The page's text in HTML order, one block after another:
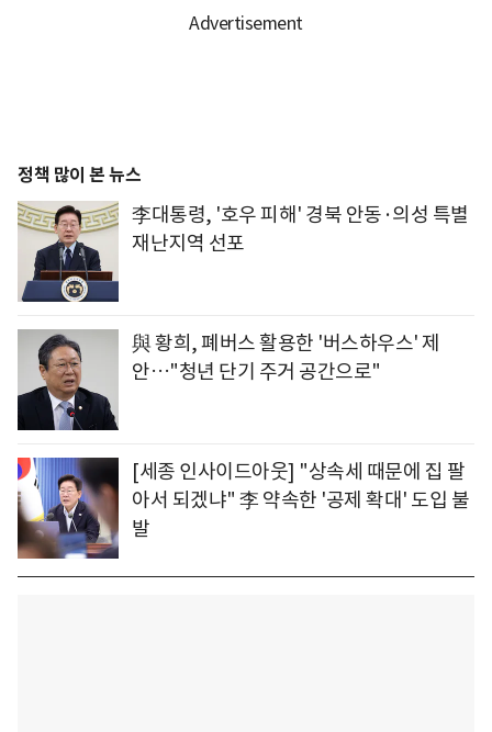
정책 많이 본 뉴스
李대통령, '호우 피해' 경북 안동·의성 특별
재난지역 선포
與 황희, 폐버스 활용한 '버스하우스' 제
안…"청년 단기 주거 공간으로"
[세종 인사이드아웃] "상속세 때문에 집 팔
아서 되겠냐" 李 약속한 '공제 확대' 도입 불
발